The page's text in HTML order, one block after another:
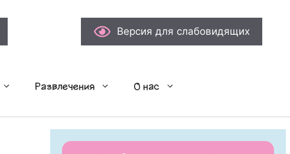
Версия для слабовидящих
Развлечения О нас